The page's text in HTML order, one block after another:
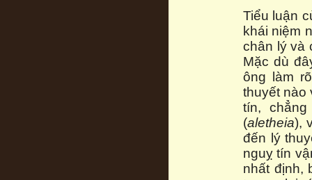
Tiểu luận
khái niệm
chân lý và
Mặc dù
ông làm
thuyết nào
tín,
(aletheia),
đến lý
nguỵ tín
nhất định,